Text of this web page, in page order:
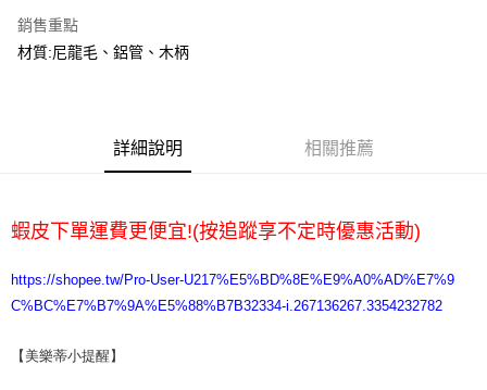
ATM付款
7-11取貨付款
宅配
每筆NT$100，滿NT$2,000(含以上)免運費
銷售重點
材質:尼龍毛、鋁管、木柄
詳細說明 相關推薦
蝦皮下單運費更便宜!(按追蹤享不定時優惠活動)
https://shopee.tw/Pro-User-U217%E5%BD%8E%E9%A0%AD%E7%9
C%BC%E7%B7%9A%E5%88%B7B32334-i.267136267.3354232782
【美樂蒂小提醒】